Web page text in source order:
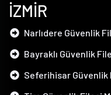
İZMİR
Narlıdere Güvenlik
Bayraklı Güvenlik
Seferihisar Güvenlik